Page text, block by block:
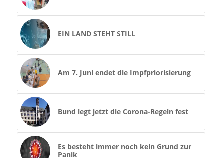
EIN LAND STEHT STILL
Am 7. Juni endet die Impfpriorisierung
Bund legt jetzt die Corona-Regeln fest
Es besteht immer noch kein Grund zur
Panik